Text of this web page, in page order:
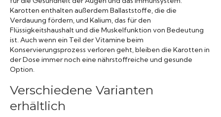
Karotten enthalten außerdem Ballaststoffe, die die
Verdauung fördern, und Kalium, das für den
Flüssigkeitshaushalt und die Muskelfunktion von Bedeutung
ist. Auch wenn ein Teil der Vitamine beim
Konservierungsprozess verloren geht, bleiben die Karotten in
der Dose immer noch eine nährstoffreiche und gesunde
Option.
Verschiedene Varianten
erhältlich